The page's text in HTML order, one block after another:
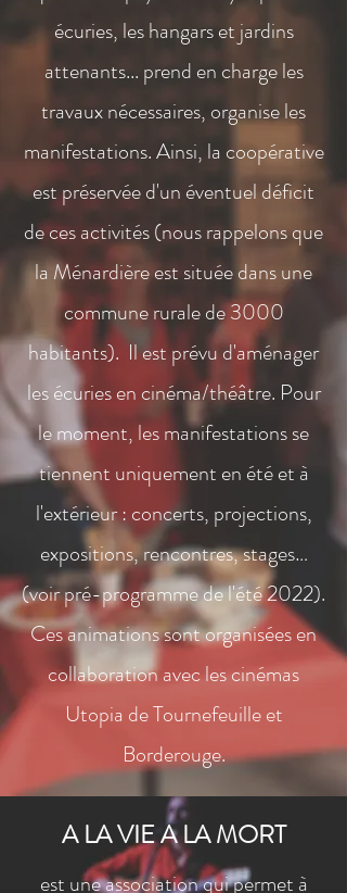
écuries, les hangars et jardins
attenants... prend en charge les
travaux nécessaires, organise les
manifestations. Ainsi, la coopérative
est préservée d'un éventuel déficit
de ces activités (nous rappelons que
la Ménardière est située dans une
commune rurale de 3000
habitants). Il est prévu d'aménager
les écuries en cinéma/théâtre. Pour
le moment, les manifestations se
tiennent uniquement en été et à
l'extérieur : concerts, projections,
expositions, rencontres, stages…
(voir pré-programme de l'été 2022).
Ces animations sont organisées en
collaboration avec les cinémas
Utopia de Tournefeuille et
Borderouge.
A LA VIE A LA MORT
est une association qui permet à